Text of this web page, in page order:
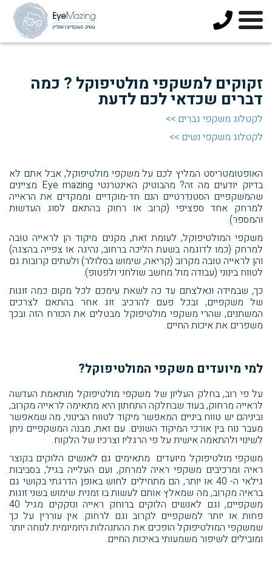
3744678
זקוקים למשקפי מולטיפוקל ? כמה
דברים שכדאי לכם לדעת
לקטלוג משקפי גברים >>
לקטלוג משקפי נשים >>
האופטומטריסט המליץ לכם על משקפי מולטיפוקל, אבל אתם לא
בדיוק יודעים מה זה? מהבוטיק האינטרנטי Eye mazing מציינים
שהמשקפיים הסטנדרטיים הנם חד-מוקדיים וממקדים את הראייה
למרחק אחד ספציפי (קרוב או רחוק בהתאם לסוג העדשות
והמספר).
משקפי המולטיפוקל, לעומת זאת, מקנים מיקוד הן לראייה טובה
למרחק (כמו לדוגמה בשעת הליכה ברחוב, נהיגה או צפייה בהצגה)
והן לראייה טובה מקרוב (קריאה, שימוש בסלולר) ולעתים קרובות גם
לטווח בינוני (עבודה מול מחשב שולחני ולפטופ).
כך, שבמידה ונאלצתם עד כה לשאת עימכם לכל מקום כמה זוגות
של משקפיים, ובכל פעם להרכיב זוג אחר בהתאם לצרכים
המשתנים, שהרי משקפי מולטיפוקל מבטלים את הכורח הזה ובכך
משפרים את איכות החיים.
למי מיועדים משקפי המולטיפוקל?
על פי רוב, בחלק העליון של משקפי מולטיפוקל מותאמת העדשה
לראייה מרחוק, בעוד שבחלקה התחתון היא מתאימה לראייה מקרוב,
וביניהם יש טווח ביניים המאפשר מיקוד לטווח הבינוני, מה שמאפשר
מעבר נוח בין אורכי המיקוד השונים. עם זאת, מבנה המשקפיים ניתן
לשינוי ולהתאמה אישית על פי הרגליו וצרכיו של הלקוח.
משקפי מולטיפוקל מיועדים מתאימים גם לאנשים הלוקים בקוצר
ראיה ומרכיבים משקפי ראיה למרחק, ועם העלייה בגיל, בסביבות
גילאי ה- 40 או יותר, הם מתחילים לחוש באופן הדרגתי בקושי גם
בראיה מקרוב, מה שמאלץ אותם לעשות בו זמנית שימוש בשני זוגות
משקפיים, וגם לאנשים הלוקים ברוחק ראייה ונזקקים מגיל 40
פחות או יותר למשקפיים לקרוב וגם לרחוק. אין עוררין על כך
שמשקפי המולטיפוקל הופכים את ההתנהלות היומיומית לנוחה יותר
ומובילים לשיפור משמעותי באיכות החיים.